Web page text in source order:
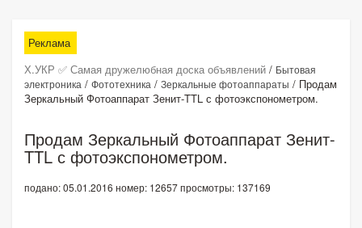
Все регионы
Категории
Избранное
Личный кабинет
Поиск по сайту
Подать объявление
Реклама
Х.УКР ✅ Самая дружелюбная доска объявлений / Бытовая
электроника / Фототехника / Зеркальные фотоаппараты / Продам
Зеркальный Фотоаппарат Зенит-TTL с фотоэкспонометром.
Продам Зеркальный Фотоаппарат Зенит-
TTL с фотоэкспонометром.
подано: 05.01.2016 номер: 12657просмотры: 137169